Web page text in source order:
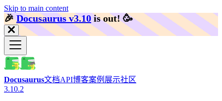
Skip to main content
🎉️Docusaurus v3.10 is out! 🥳️
Docusaurus文档API博客案例展示社区
3.10.2